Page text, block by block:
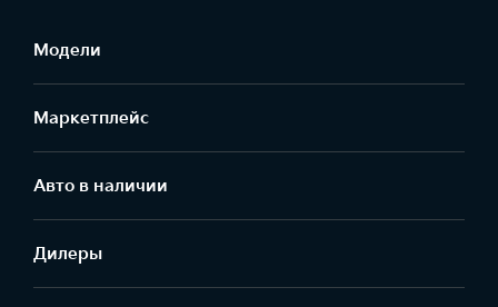
Модели
Маркетплейс
Aвто в наличии
Дилеры